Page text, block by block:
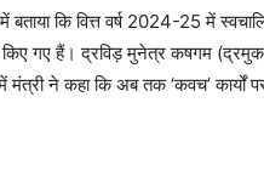
कि वित्त वर्ष 2024-25 में
गए हैं। द्रविड़ मुनेत्र कषगम (द्रमुक)
मंत्री ने कहा कि अब तक ‘कवच’